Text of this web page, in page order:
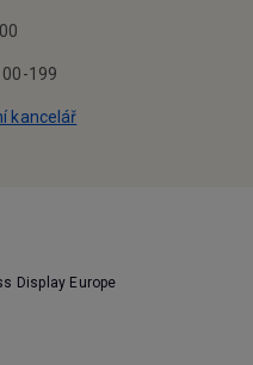
199
kancelář
Display Europe